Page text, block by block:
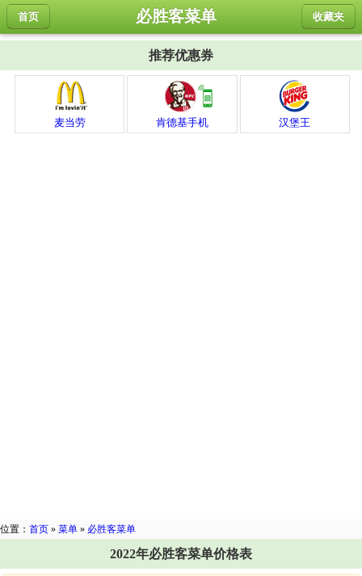
首页 收藏夹
必胜客菜单
推荐优惠券
麦当劳 肯德基手机 汉堡王
位置： 首页 » 菜单 » 必胜客菜单
2022年必胜客菜单价格表